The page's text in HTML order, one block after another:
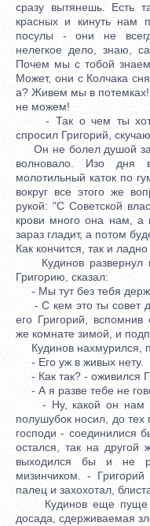
сразу вытянешь. Есть
красных и кинуть нам
посулы - они не
нелегкое дело, знаю,
Почем мы с тобой
Может, они с Колчака
а? Живем мы в потемках!
не можем!
- Так о чем ты хотел
спросил Григорий,
Он не болел душой за
волновало. Изо дня
молотильный каток по
вокруг все этого же
рукой: "С Советской
крови много она нам, а
зараз гладит, а потом
Как кончится, так и
Кудинов развернул
Григорию, сказал:
- Мы тут без тебя
- С кем это ты совет
его Григорий,
же комнате зимой, и
Кудинов нахмурился,
- Его уж в живых нету.
- Как так? - оживился
- А я разве тебе не
- Ну, какой он нам с
полушубок носил, до
господи - соединилися
остался, так на
выходился бы и не
мизинчиком. -
палец и захохотал,
Кудинов еще пуще
досада, сдерживаемая